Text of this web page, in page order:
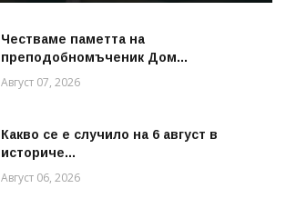
Честваме паметта на
преподобномъченик Дом...
Август 07, 2026
Какво се е случило на 6 август в
историче...
Август 06, 2026